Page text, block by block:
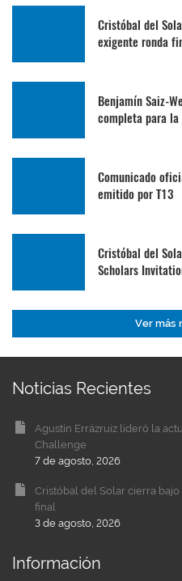
Cristóbal del
exigente ronda
Benjamín Saiz-
completa para la
Comunicado
emitido por T13
Cristóbal del
Scholars
Ver más
Noticias Recientes
Agustín Errázruiz lideró la
Challenge
7 de agosto, 2026
Cristóbal del Solar cierra
final
3 de agosto, 2026
Información